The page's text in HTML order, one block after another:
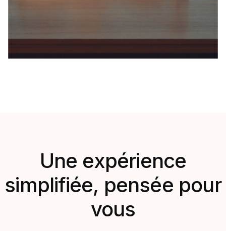
Une expérience
simplifiée, pensée pour
vous